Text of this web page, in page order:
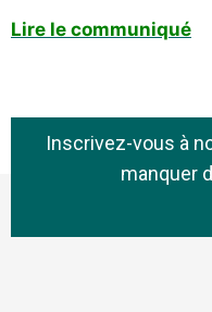
Lire le communiqué
Inscrivez-vous à
manquer